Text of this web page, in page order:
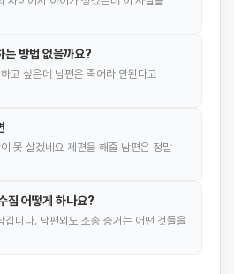
는 방법 없을까요?
고 싶은데 남편은 죽어라 안된다고
못 살겠네요 제편을 해줄 남편은 정말
집 어떻게 하나요?
깁니다. 남편외도 소송 증거는 어떤 것들을